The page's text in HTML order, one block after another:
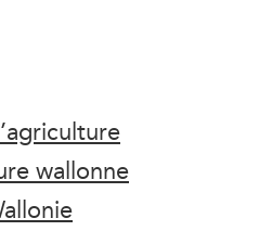
wallonne